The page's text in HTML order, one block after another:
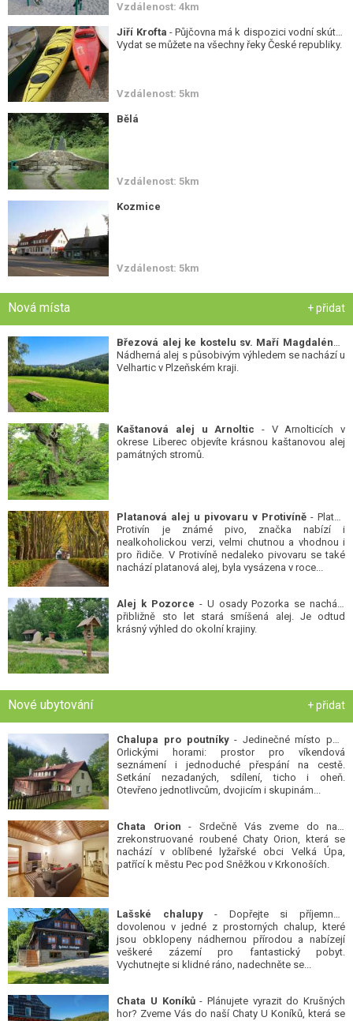
Vzdálenost: 4km
Jiří Krofta - Půjčovna má k dispozici vodní skútry.
Vydat se můžete na všechny řeky České republiky.
Vzdálenost: 5km
Bělá
Vzdálenost: 5km
Kozmice
Vzdálenost: 5km
Nová místa + přidat
Nádherná alej s působivým výhledem se nachází u
Velhartic v Plzeňském kraji.
Kaštanová alej u Arnoltic - V Arnolticích v
okrese Liberec objevíte krásnou kaštanovou alej
památných stromů.
Platanová alej u pivovaru v Protivíně - Platan
Protivín je známé pivo, značka nabízí i
nealkoholickou verzi, velmi chutnou a vhodnou i
pro řidiče. V Protivíně nedaleko pivovaru se také
nachází platanová alej, byla vysázena v roce...
Alej k Pozorce - U osady Pozorka se nachází
přibližně sto let stará smíšená alej. Je odtud
krásný výhled do okolní krajiny.
Nové ubytování + přidat
Chalupa pro poutníky- Jedinečné místo pod
Orlickými horami: prostor pro víkendová
seznámení i jednoduché přespání na cestě.
Setkání nezadaných, sdílení, ticho i oheň.
Otevřeno jednotlivcům, dvojicím i skupinám...
Chata Orion - Srdečně Vás zveme do naší
zrekonstruované roubené Chaty Orion, která se
nachází v oblíbené lyžařské obci Velká Úpa,
patřící k městu Pec pod Sněžkou v Krkonoších.
Lašské chalupy- Dopřejte si příjemnou
dovolenou v jedné z prostorných chalup, které
jsou obklopeny nádhernou přírodou a nabízejí
veškeré zázemí pro fantastický pobyt.
Vychutnejte si klidné ráno, nadechněte se...
Chata U Koníků- Plánujete vyrazit do Krušných
hor? Zveme Vás do naší Chaty U Koníků, která se